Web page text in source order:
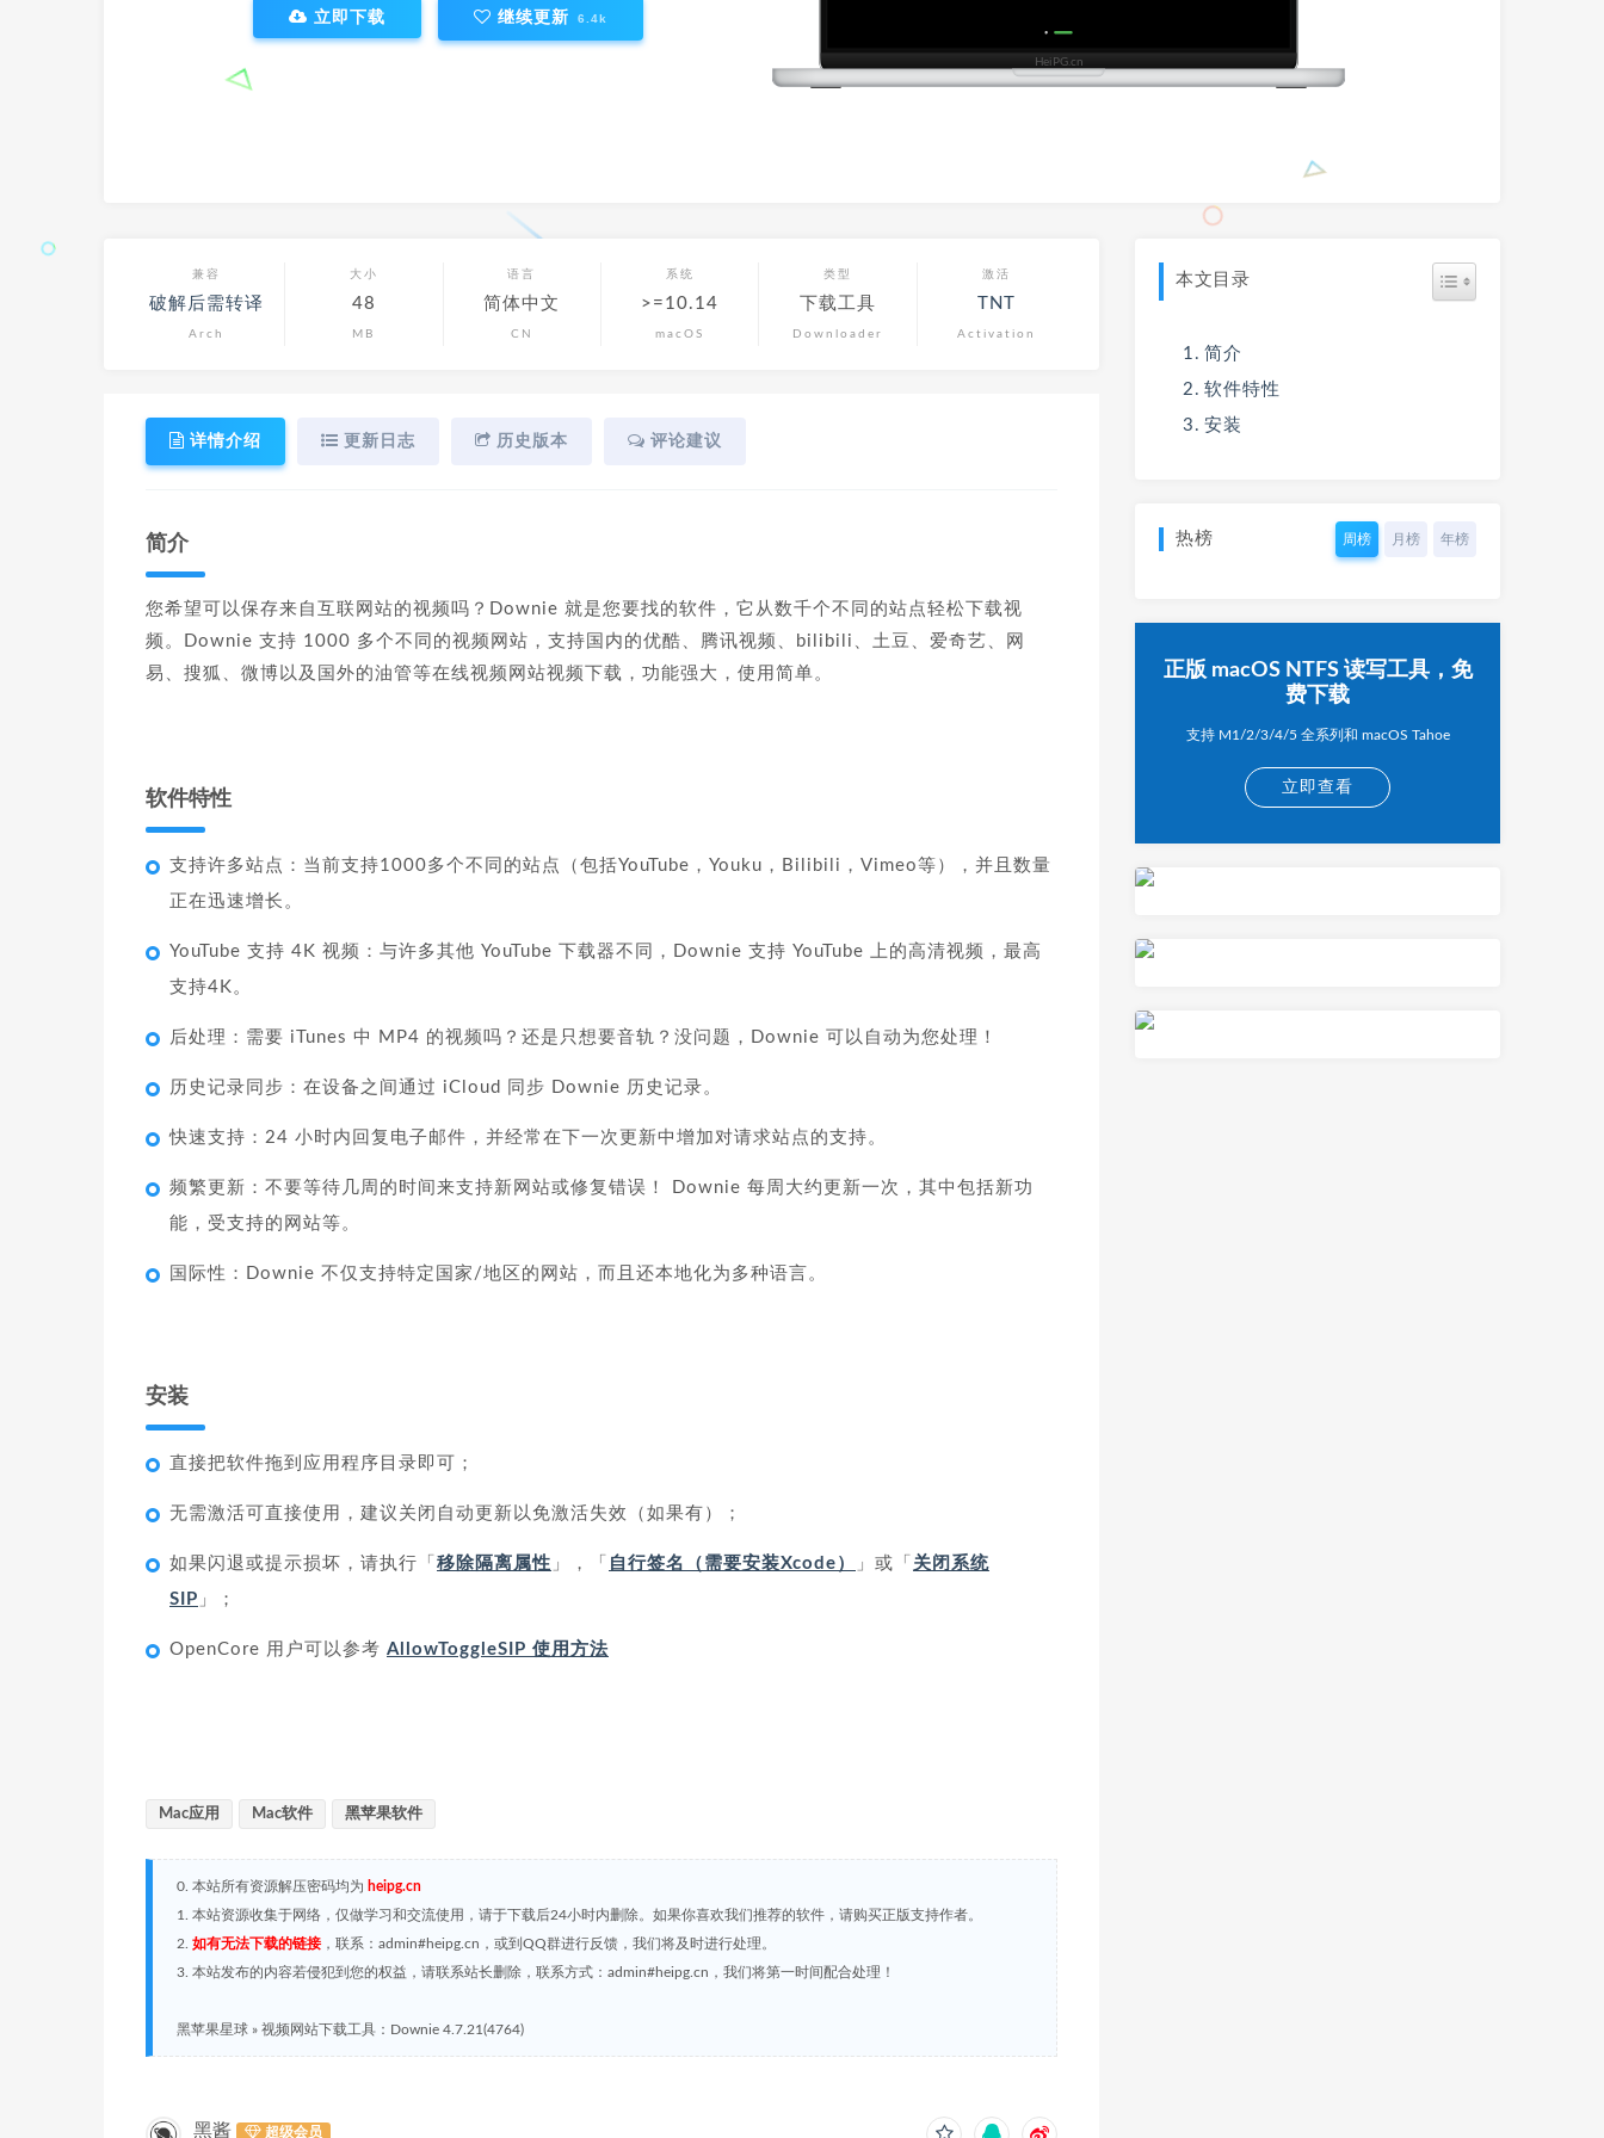
立即下载 继续更新 6.4k
兼容
破解后需转译
Arch
大小
48
MB
语言
简体中文
CN
系统
>=10.14
macOS
类型
下载工具
Downloader
激活
TNT
Activation
详情介绍 更新日志 历史版本 评论建议
简介
您希望可以保存来自互联网站的视频吗？Downie 就是您要找的软件，它从数千个不同的站点轻松下载视
频。Downie 支持 1000 多个不同的视频网站，支持国内的优酷、腾讯视频、bilibili、土豆、爱奇艺、网
易、搜狐、微博以及国外的油管等在线视频网站视频下载，功能强大，使用简单。
软件特性
支持许多站点：当前支持1000多个不同的站点（包括YouTube，Youku，Bilibili，Vimeo等），并且数量
正在迅速增长。
YouTube 支持 4K 视频：与许多其他 YouTube 下载器不同，Downie 支持 YouTube 上的高清视频，最高
支持4K。
后处理：需要 iTunes 中 MP4 的视频吗？还是只想要音轨？没问题，Downie 可以自动为您处理！
历史记录同步：在设备之间通过 iCloud 同步 Downie 历史记录。
快速支持：24 小时内回复电子邮件，并经常在下一次更新中增加对请求站点的支持。
频繁更新：不要等待几周的时间来支持新网站或修复错误！ Downie 每周大约更新一次，其中包括新功
能，受支持的网站等。
国际性：Downie 不仅支持特定国家/地区的网站，而且还本地化为多种语言。
安装
直接把软件拖到应用程序目录即可；
无需激活可直接使用，建议关闭自动更新以免激活失效（如果有）；
如果闪退或提示损坏，请执行「 移除隔离属性 」，「 自行签名（需要安装Xcode） 」或「 关闭系统
SIP 」；
OpenCore 用户可以参考 AllowToggleSIP 使用方法
Mac应用 Mac软件 黑苹果软件
0. 本站所有资源解压密码均为 heipg.cn
1. 本站资源收集于网络，仅做学习和交流使用，请于下载后24小时内删除。如果你喜欢我们推荐的软件，请购买正版支持作者。
2. 如有无法下载的链接，联系：admin#heipg.cn，或到QQ群进行反馈，我们将及时进行处理。
3. 本站发布的内容若侵犯到您的权益，请联系站长删除，联系方式：admin#heipg.cn，我们将第一时间配合处理！
黑苹果星球 » 视频网站下载工具：Downie 4.7.21(4764)
黑酱 超级会员
本文目录
简介
软件特性
安装
热榜 周榜 月榜 年榜
正版 macOS NTFS 读写工具，免
费下载
支持 M1/2/3/4/5 全系列和 macOS Tahoe
立即查看